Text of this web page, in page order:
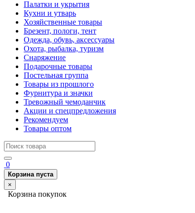
Палатки и укрытия
Кухни и утварь
Хозяйственные товары
Брезент, пологи, тент
Одежда, обувь, аксессуары
Охота, рыбалка, туризм
Снаряжение
Подарочные товары
Постельная группа
Товары из прошлого
Фурнитура и значки
Тревожный чемоданчик
Акции и спецпредложения
Рекомендуем
Товары оптом
0
Корзина пуста
×
Корзина покупок